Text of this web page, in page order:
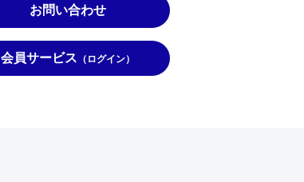
お問い合わせ
会員サービス （ログイン）